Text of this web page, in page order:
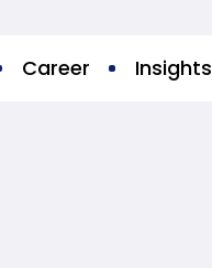
Career Insights